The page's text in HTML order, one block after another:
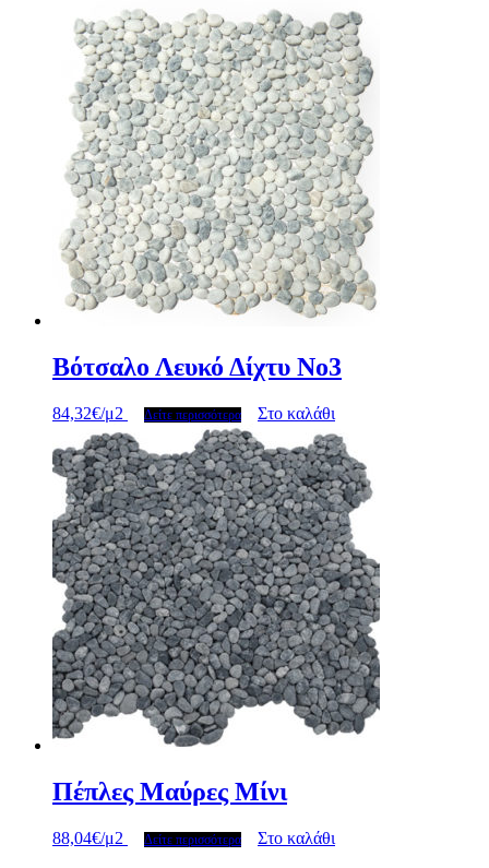
Βότσαλο Λευκό Δίχτυ Νο3
84,32€/μ2 Δείτε περισσότερα Στο καλάθι
Πέπλες Μαύρες Μίνι
88,04€/μ2 Δείτε περισσότερα Στο καλάθι